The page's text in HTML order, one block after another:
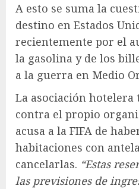
A esto se suma la
destino en Estados
recientemente por el
la gasolina y de los
a la guerra en Medio
La asociación hotelera
contra el propio
acusa a la FIFA de
habitaciones con
cancelarlas. “Estas
las previsiones de